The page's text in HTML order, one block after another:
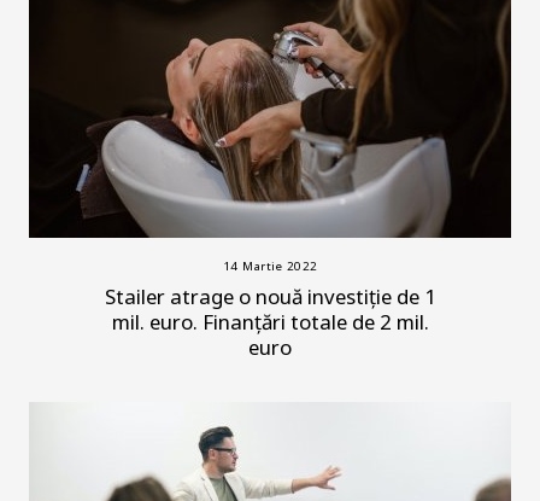
14 Martie 2022
Stailer atrage o nouă investiție de 1
mil. euro. Finanțări totale de 2 mil.
euro